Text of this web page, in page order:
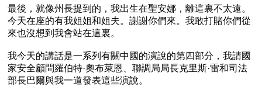
最後，就像州長提到的，我出生在聖安娜，離這裏不太遠。
今天在座的有我姐姐和姐夫。謝謝你們來。我敢打賭你們從
來也沒想到我會站在這裏。
我今天的講話是一系列有關中國的演說的第四部分，我請國
家安全顧問羅伯特·奧布萊恩、聯調局局長克里斯·雷和司法
部長巴爾與我一道發表這些演說。